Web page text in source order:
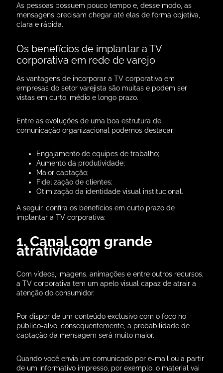
As pessoas possuem pouco tempo e, desse modo, as
mensagens precisam chegar até elas de forma objetiva,
clara e rápida.
Os benefícios de implantar a TV
corporativa em rede de varejo
As vantagens de incorporar a TV corporativa em
empresas do setor varejista são muitas e podem ser
vistas em curto, médio e longo prazo.
Entre as evoluções de uma boa estrutura de
comunicação organizacional podemos destacar:
Engajamento de equipes de trabalho;
Aumento da produtividade;
Maior captação;
Fidelização de clientes;
Otimização da identidade visual institucional.
A seguir, confira os benefícios em curto prazo de
implantar a TV corporativa:
1. Canal com grande
atratividade
Com vídeos, imagens, animações e entre outros recursos,
a TV corporativa tem um apelo visual capaz de atrair a
atenção do consumidor.
Por dispor de um conteúdo exclusivo com o foco no
público-alvo, consequentemente, a probabilidade de
captação da mensagem será muito maior.
Quando você envia um comunicado por e-mail ou a partir
de um informativo impresso, por exemplo, o material vai